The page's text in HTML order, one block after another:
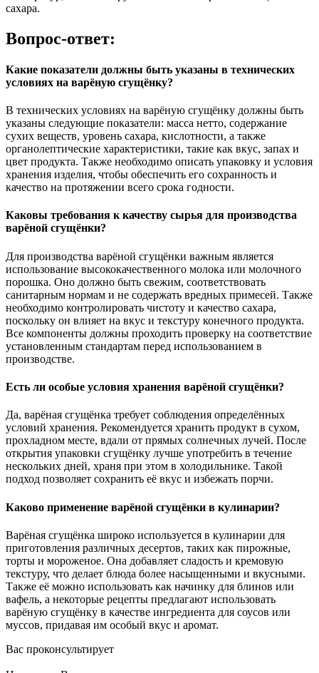
сахара.
Вопрос-ответ:
Какие показатели должны быть указаны в технических
условиях на варёную сгущёнку?
В технических условиях на варёную сгущёнку должны быть
указаны следующие показатели: масса нетто, содержание
сухих веществ, уровень сахара, кислотности, а также
органолептические характеристики, такие как вкус, запах и
цвет продукта. Также необходимо описать упаковку и условия
хранения изделия, чтобы обеспечить его сохранность и
качество на протяжении всего срока годности.
Каковы требования к качеству сырья для производства
варёной сгущёнки?
Для производства варёной сгущёнки важным является
использование высококачественного молока или молочного
порошка. Оно должно быть свежим, соответствовать
санитарным нормам и не содержать вредных примесей. Также
необходимо контролировать чистоту и качество сахара,
поскольку он влияет на вкус и текстуру конечного продукта.
Все компоненты должны проходить проверку на соответствие
установленным стандартам перед использованием в
производстве.
Есть ли особые условия хранения варёной сгущёнки?
Да, варёная сгущёнка требует соблюдения определённых
условий хранения. Рекомендуется хранить продукт в сухом,
прохладном месте, вдали от прямых солнечных лучей. После
открытия упаковки сгущёнку лучше употребить в течение
нескольких дней, храня при этом в холодильнике. Такой
подход позволяет сохранить её вкус и избежать порчи.
Каково применение варёной сгущёнки в кулинарии?
Варёная сгущёнка широко используется в кулинарии для
приготовления различных десертов, таких как пирожные,
торты и мороженое. Она добавляет сладость и кремовую
текстуру, что делает блюда более насыщенными и вкусными.
Также её можно использовать как начинку для блинов или
вафель, а некоторые рецепты предлагают использовать
варёную сгущёнку в качестве ингредиента для соусов или
муссов, придавая им особый вкус и аромат.
Вас проконсультирует